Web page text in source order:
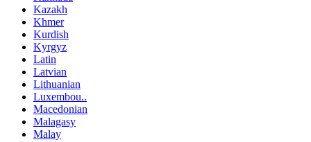
Kazakh
Khmer
Kurdish
Kyrgyz
Latin
Latvian
Lithuanian
Luxembou..
Macedonian
Malagasy
Malay